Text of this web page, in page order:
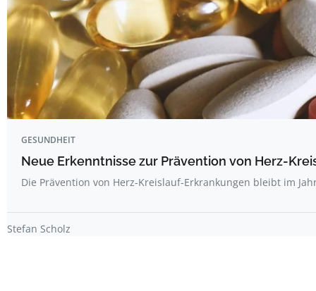
GESUNDHEIT
Neue Erkenntnisse zur Prävention von Herz-
Die Prävention von Herz-Kreislauf-Erkrankungen bleibt im
Stefan Scholz